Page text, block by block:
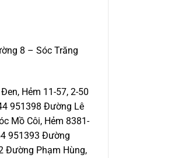
8 – Sóc Trăng
Hẻm 11-57, 2-50
951398 Đường Lê
Mồ Côi, Hẻm 8381-
951393 Đường
Đường Phạm Hùng,